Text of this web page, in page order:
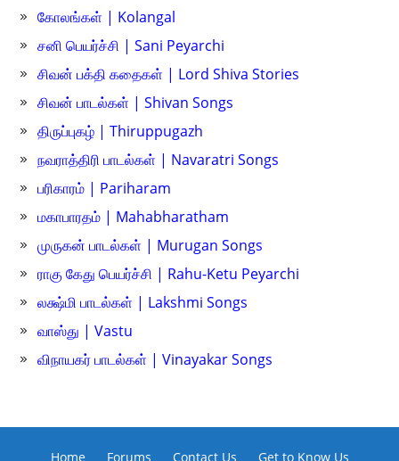
கோலங்கள் | Kolangal
சனி பெயர்ச்சி | Sani Peyarchi
சிவன் பக்தி கதைகள் | Lord Shiva Stories
சிவன் பாடல்கள் | Shivan Songs
திருப்புகழ் | Thiruppugazh
நவராத்திரி பாடல்கள் | Navaratri Songs
பரிகாரம் | Pariharam
மகாபாரதம் | Mahabharatham
முருகன் பாடல்கள் | Murugan Songs
ராகு கேது பெயர்ச்சி | Rahu-Ketu Peyarchi
லக்ஷ்மி பாடல்கள் | Lakshmi Songs
வாஸ்து | Vastu
விநாயகர் பாடல்கள் | Vinayakar Songs
Home Forums Contact Us Get to Know Us